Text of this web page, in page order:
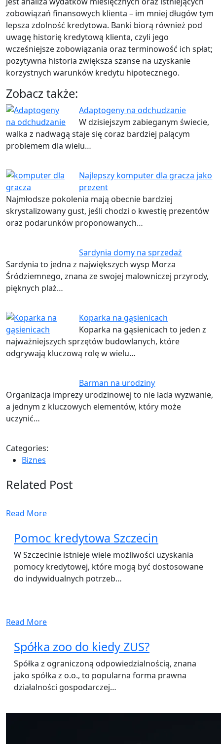
zobowiązań finansowych klienta – im mniej długów tym
lepsza zdolność kredytowa. Banki biorą również pod
uwagę historię kredytową klienta, czyli jego
wcześniejsze zobowiązania oraz terminowość ich spłat;
pozytywna historia zwiększa szanse na uzyskanie
korzystnych warunków kredytu hipotecznego.
Zobacz także:
Adaptogeny na odchudzanie
W dzisiejszym zabieganym świecie,
walka z nadwagą staje się coraz bardziej palącym
problemem dla wielu…
Najlepszy komputer dla gracza jako
prezent
Najmłodsze pokolenia mają obecnie bardziej
skrystalizowany gust, jeśli chodzi o kwestię prezentów
oraz podarunków proponowanych…
Sardynia domy na sprzedaż
Sardynia to jedna z największych wysp Morza
Śródziemnego, znana ze swojej malowniczej przyrody,
pięknych plaż…
Koparka na gąsienicach
Koparka na gąsienicach to jeden z
najważniejszych sprzętów budowlanych, które
odgrywają kluczową rolę w wielu…
Barman na urodziny
Organizacja imprezy urodzinowej to nie lada wyzwanie,
a jednym z kluczowych elementów, który może
uczynić…
Categories:
Biznes
Related Post
Read More
Pomoc kredytowa Szczecin
W Szczecinie istnieje wiele możliwości uzyskania
pomocy kredytowej, które mogą być dostosowane
do indywidualnych potrzeb…
Read More
Spółka zoo do kiedy ZUS?
Spółka z ograniczoną odpowiedzialnością, znana
jako spółka z o.o., to popularna forma prawna
działalności gospodarczej…